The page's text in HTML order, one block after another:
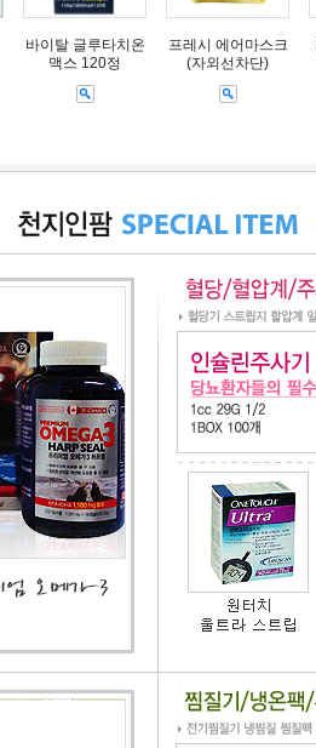
바이탈 글루타치온
맥스 120정
프레시 에어마스크
(자외선차단)